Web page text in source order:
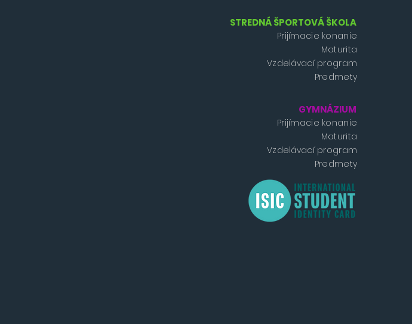
STREDNÁ ŠPORTOVÁ ŠKOLA
Prijímacie konanie
Maturita
Vzdelávací program
Predmety
GYMNÁZIUM
Prijímacie konanie
Maturita
Vzdelávací program
Predmety